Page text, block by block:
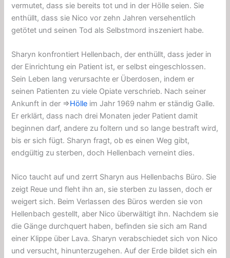
vermutet, dass sie bereits tot und inder Hölle seien. Sie
enthüllt, dass sie Nico vor zehn Jahren versehentlich
getötet und seinen Tod als Selbstmord inszeniert habe.
Sharyn konfrontiert Hellenbach, der enthüllt, dass jeder in
der Einrichtung ein Patient ist, er selbst eingeschlossen.
Sein Leben lang verursachte er Überdosen, indem er
seinen Patienten zu viele Opiate verschrieb. Nach seiner
Ankunft in der ⇒Hölle im Jahr 1969 nahm er ständig Galle.
Er erklärt, dass nach drei Monaten jeder Patient damit
beginnen darf, andere zu foltern und so lange bestraft wird,
bis er sich fügt. Sharyn fragt, ob es einen Weg gibt,
endgültig zu sterben, doch Hellenbach verneint dies.
Nico taucht auf und zerrt Sharyn aus Hellenbachs Büro. Sie
zeigt Reue und fleht ihn an, sie sterben zu lassen, doch er
weigert sich. Beim Verlassen des Büros werden sie von
Hellenbach gestellt, aber Nico überwältigt ihn. Nachdem sie
die Gänge durchquert haben, befinden sie sich am Rand
einer Klippe über Lava. Sharyn verabschiedet sich von Nico
und versucht, hinunterzugehen. Auf der Erde bildet sich ein